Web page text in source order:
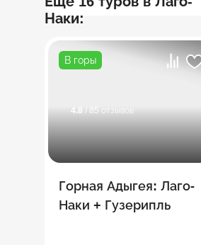
Наки:
В горы
4.8 / 85 отзывов
Горная Адыгея: Лаго-
Наки + Гузерипль